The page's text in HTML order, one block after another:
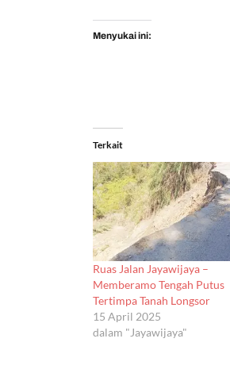
Menyukai ini:
Terkait
Ruas Jalan Jayawijaya –
Memberamo Tengah Putus
Tertimpa Tanah Longsor
15 April 2025
dalam "Jayawijaya"